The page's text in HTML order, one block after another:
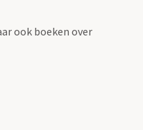
ook boeken over